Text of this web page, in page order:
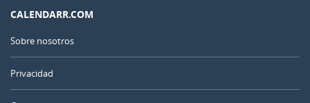
CALENDARR.COM
Sobre nosotros
Privacidad